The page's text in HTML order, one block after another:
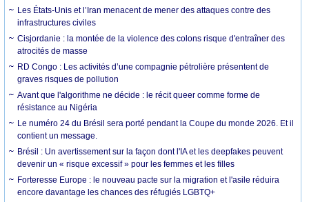
Les États-Unis et l’Iran menacent de mener des attaques contre des
infrastructures civiles
Cisjordanie : la montée de la violence des colons risque d'entraîner des
atrocités de masse
RD Congo : Les activités d’une compagnie pétrolière présentent de
graves risques de pollution
Avant que l'algorithme ne décide : le récit queer comme forme de
résistance au Nigéria
Le numéro 24 du Brésil sera porté pendant la Coupe du monde 2026. Et il
contient un message.
Brésil : Un avertissement sur la façon dont l'IA et les deepfakes peuvent
devenir un « risque excessif » pour les femmes et les filles
Forteresse Europe : le nouveau pacte sur la migration et l'asile réduira
encore davantage les chances des réfugiés LGBTQ+